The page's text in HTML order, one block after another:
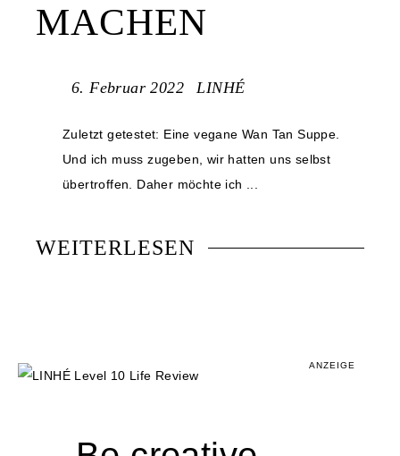
MACHEN
6. Februar 2022 LINHÉ
Zuletzt getestet: Eine vegane Wan Tan Suppe.
Und ich muss zugeben, wir hatten uns selbst
übertroffen. Daher möchte ich ...
WEITERLESEN
ANZEIGE